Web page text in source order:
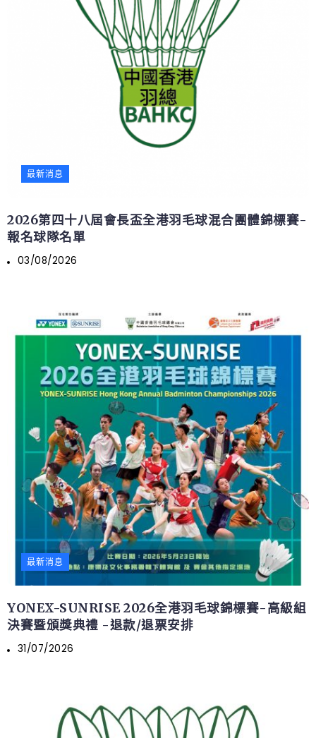
最新消息
2026第四十八屆會長盃全港羽毛球混合團體錦標賽-
報名球隊名單
03/08/2026
最新消息
YONEX-SUNRISE 2026全港羽毛球錦標賽-高級組
決賽暨頒獎典禮 -退款/退票安排
31/07/2026